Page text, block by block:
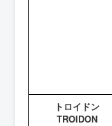
トロイドン
TROIDON